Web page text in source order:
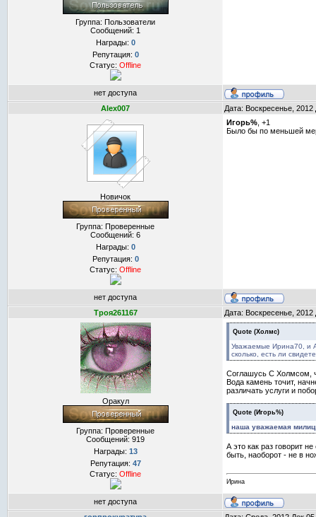
Группа: Пользователи
Сообщений: 1
Награды: 0
Репутация: 0
Статус: Offline
нет доступа
Alex007
Дата: Воскресенье,
Новичок
Группа: Проверенные
Сообщений: 6
Награды: 0
Репутация: 0
Статус: Offline
Игорь% , +1
Было бы по меньшей
нет доступа
Троя261167
Дата: Воскресенье,
Оракул
Группа: Проверенные
Сообщений: 919
Награды: 13
Репутация: 47
Статус: Offline
Quote (Холмс)
Уважаемые Ирина70, и
сколько, есть ли
Соглашусь С Холмсом,
Вода камень точит,
различать услуги и
Quote (Игорь%)
наша уважаемая
А это как раз говорит
быть, наоборот - не в
Ирина
нет доступа